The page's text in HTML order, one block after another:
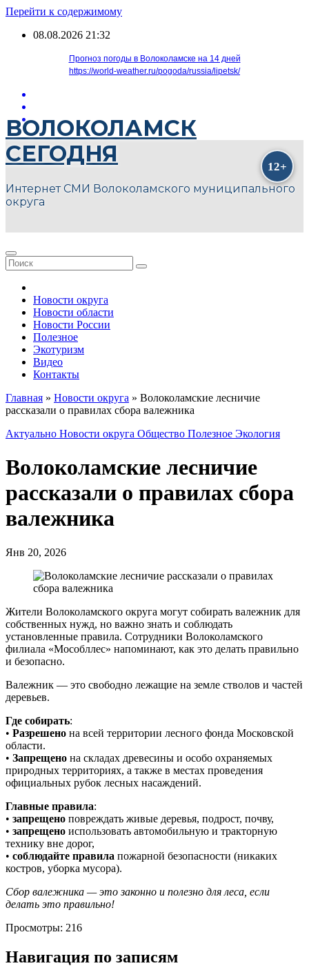
Перейти к содержимому
08.08.2026 21:32
Прогноз погоды в Волоколамске на 14 дней
https://world-weather.ru/pogoda/russia/lipetsk/
ВОЛОКОЛАМСК
СЕГОДНЯ
Интернет СМИ Волоколамского муниципального
округа
Новости округа
Новости области
Новости России
Полезное
Экотуризм
Видео
Контакты
Главная » Новости округа » Волоколамские лесничие
рассказали о правилах сбора валежника
Актуально Новости округа Общество Полезное Экология
Волоколамские лесничие
рассказали о правилах сбора
валежника
Янв 20, 2026
Жители Волоколамского округа могут собирать валежник для
собственных нужд, но важно знать и соблюдать
установленные правила. Сотрудники Волоколамского
филиала «Мособллес» напоминают, как это делать правильно
и безопасно.
Валежник — это свободно лежащие на земле стволов и частей
деревьев.
Где собирать:
• Разрешено на всей территории лесного фонда Московской
области.
• Запрещено на складах древесины и особо охраняемых
природных территориях, а также в местах проведения
официальных рубок лесных насаждений.
Главные правила:
• запрещено повреждать живые деревья, подрост, почву,
• запрещено использовать автомобильную и тракторную
технику вне дорог,
• соблюдайте правила пожарной безопасности (никаких
костров, уборка мусора).
Сбор валежника — это законно и полезно для леса, если
делать это правильно!
Просмотры: 216
Навигация по записям